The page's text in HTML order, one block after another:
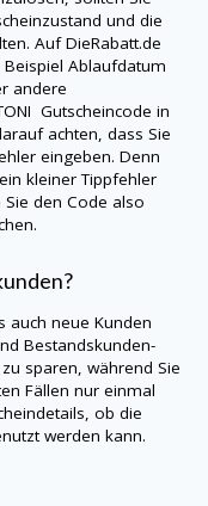
und die
AufDieRabatt.de
Ablaufdatum
andere
Gutscheincode in
achten, dass Sie
eingeben. Denn
kleiner Tippfehler
den Code also
auch neue Kunden
Bestandskunden-
sparen, während Sie
Fällen nur einmal
ob die
werden kann.